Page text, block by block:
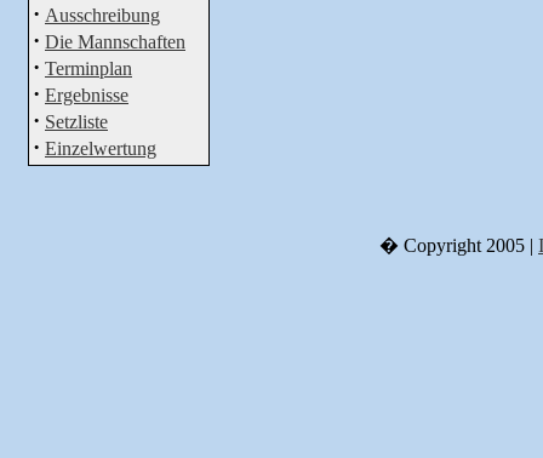
· Ausschreibung
· Die Mannschaften
· Terminplan
· Ergebnisse
· Setzliste
· Einzelwertung
� Copyright 2005 |